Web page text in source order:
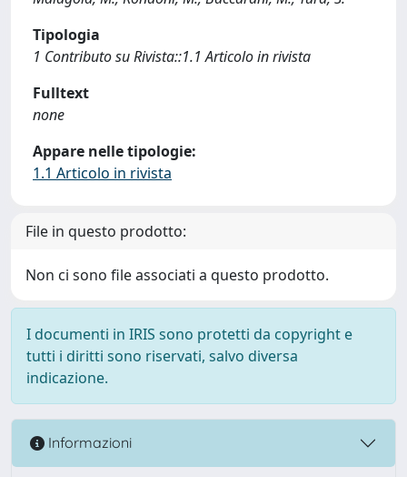
Tipologia
1 Contributo su Rivista::1.1 Articolo in rivista
Fulltext
none
Appare nelle tipologie:
1.1 Articolo in rivista
File in questo prodotto:
Non ci sono file associati a questo prodotto.
I documenti in IRIS sono protetti da copyright e
tutti i diritti sono riservati, salvo diversa
indicazione.
Informazioni